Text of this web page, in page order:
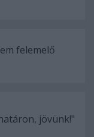
felemelő
jövünk!"